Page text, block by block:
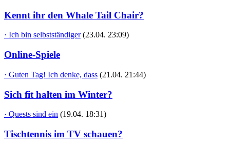
Kennt ihr den Whale Tail Chair?
· Ich bin selbstständiger (23.04. 23:09)
Online-Spiele
· Guten Tag! Ich denke, dass (21.04. 21:44)
Sich fit halten im Winter?
· Quests sind ein (19.04. 18:31)
Tischtennis im TV schauen?